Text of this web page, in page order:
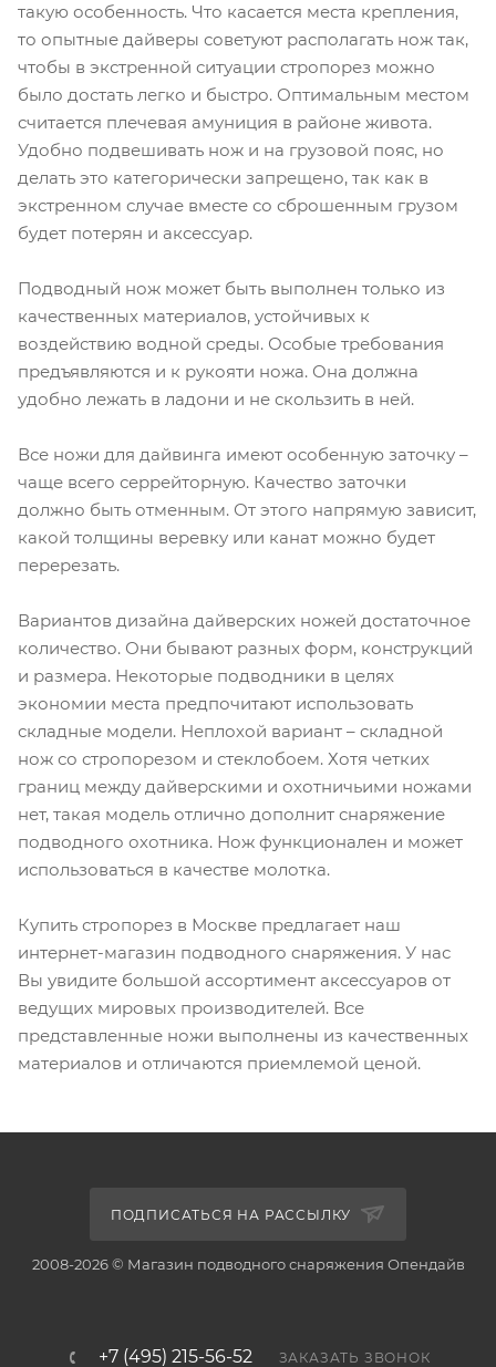
такую особенность. Что касается места крепления,
то опытные дайверы советуют располагать нож так,
чтобы в экстренной ситуации стропорез можно
было достать легко и быстро. Оптимальным местом
считается плечевая амуниция в районе живота.
Удобно подвешивать нож и на грузовой пояс, но
делать это категорически запрещено, так как в
экстренном случае вместе со сброшенным грузом
будет потерян и аксессуар.
Подводный нож может быть выполнен только из
качественных материалов, устойчивых к
воздействию водной среды. Особые требования
предъявляются и к рукояти ножа. Она должна
удобно лежать в ладони и не скользить в ней.
Все ножи для дайвинга имеют особенную заточку –
чаще всего серрейторную. Качество заточки
должно быть отменным. От этого напрямую зависит,
какой толщины веревку или канат можно будет
перерезать.
Вариантов дизайна дайверских ножей достаточное
количество. Они бывают разных форм, конструкций
и размера. Некоторые подводники в целях
экономии места предпочитают использовать
складные модели. Неплохой вариант – складной
нож со стропорезом и стеклобоем. Хотя четких
границ между дайверскими и охотничьими ножами
нет, такая модель отлично дополнит снаряжение
подводного охотника. Нож функционален и может
использоваться в качестве молотка.
Купить стропорез в Москве предлагает наш
интернет-магазин подводного снаряжения. У нас
Вы увидите большой ассортимент аксессуаров от
ведущих мировых производителей. Все
представленные ножи выполнены из качественных
материалов и отличаются приемлемой ценой.
ПОДПИСАТЬСЯ НА РАССЫЛКУ
2008-2026 © Магазин подводного снаряжения Опендайв
+7 (495) 215-56-52 ЗАКАЗАТЬ ЗВОНОК